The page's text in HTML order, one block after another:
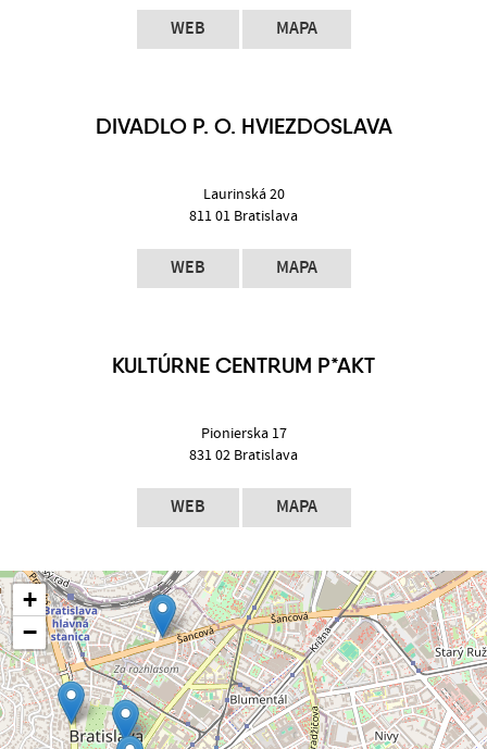
WEB MAPA
DIVADLO P. O. HVIEZDOSLAVA
Laurinská 20
811 01 Bratislava
WEB MAPA
KULTÚRNE CENTRUM P*AKT
Pionierska 17
831 02 Bratislava
WEB MAPA
+
−